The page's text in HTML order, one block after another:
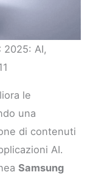
2025: AI,
le
una
di contenuti
AI.
Samsung